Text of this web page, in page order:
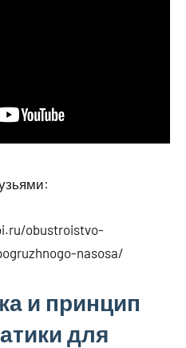
obustroistvo-
nasosa/
и принцип
для